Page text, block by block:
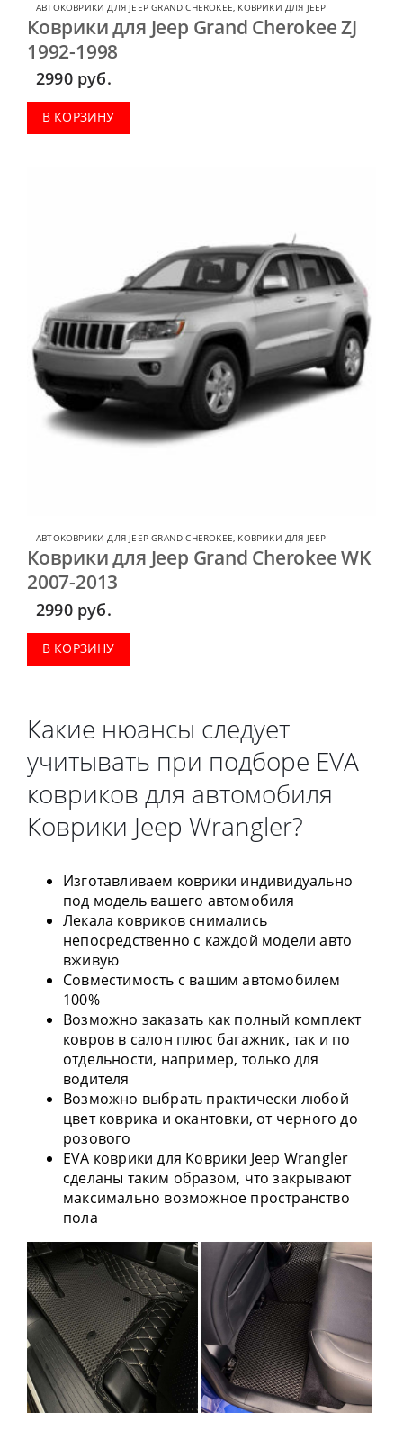
АВТОКОВРИКИ ДЛЯ JEEP GRAND CHEROKEE, КОВРИКИ ДЛЯ JEEP
Коврики для Jeep Grand Cherokee ZJ
1992-1998
2990 руб.
В КОРЗИНУ
АВТОКОВРИКИ ДЛЯ JEEP GRAND CHEROKEE, КОВРИКИ ДЛЯ JEEP
Коврики для Jeep Grand Cherokee WK
2007-2013
2990 руб.
В КОРЗИНУ
Какие нюансы следует
учитывать при подборе EVA
ковриков для автомобиля
Коврики Jeep Wrangler?
Изготавливаем коврики индивидуально
под модель вашего автомобиля
Лекала ковриков снимались
непосредственно с каждой модели авто
вживую
Совместимость с вашим автомобилем
100%
Возможно заказать как полный комплект
ковров в салон плюс багажник, так и по
отдельности, например, только для
водителя
Возможно выбрать практически любой
цвет коврика и окантовки, от черного до
розового
EVA коврики для Коврики Jeep Wrangler
сделаны таким образом, что закрывают
максимально возможное пространство
пола